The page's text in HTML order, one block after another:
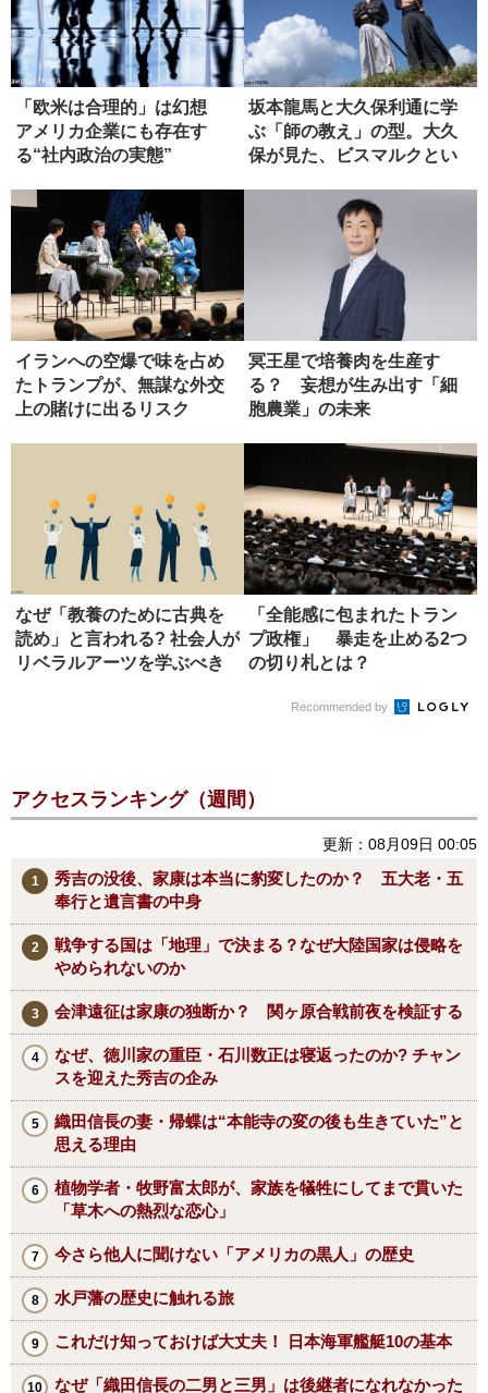
「欧米は合理的」は幻想
アメリカ企業にも存在す
る“社内政治の実態”
坂本龍馬と大久保利通に学
ぶ「師の教え」の型。大久
保が見た、ビスマルクとい
イランへの空爆で味を占め
たトランプが、無謀な外交
上の賭けに出るリスク
冥王星で培養肉を生産す
る？ 妄想が生み出す「細
胞農業」の未来
なぜ「教養のために古典を
読め」と言われる? 社会人が
リベラルアーツを学ぶべき
「全能感に包まれたトラン
プ政権」 暴走を止める2つ
の切り札とは？
Recommended by
アクセスランキング（週間）
更新：08月09日 00:05
秀吉の没後、家康は本当に豹変したのか？ 五大老・五
奉行と遺言書の中身
戦争する国は「地理」で決まる？なぜ大陸国家は侵略を
やめられないのか
会津遠征は家康の独断か？ 関ヶ原合戦前夜を検証する
なぜ、徳川家の重臣・石川数正は寝返ったのか? チャン
スを迎えた秀吉の企み
織田信長の妻・帰蝶は“本能寺の変の後も生きていた”と
思える理由
植物学者・牧野富太郎が、家族を犠牲にしてまで貫いた
「草木への熱烈な恋心」
今さら他人に聞けない「アメリカの黒人」の歴史
水戸藩の歴史に触れる旅
これだけ知っておけば大丈夫！ 日本海軍艦艇10の基本
なぜ「織田信長の二男と三男」は後継者になれなかった